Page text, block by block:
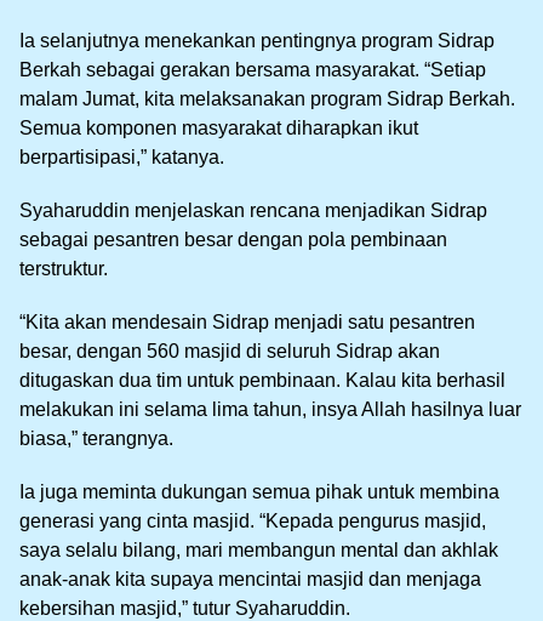
Ia selanjutnya menekankan pentingnya program Sidrap
Berkah sebagai gerakan bersama masyarakat. “Setiap
malam Jumat, kita melaksanakan program Sidrap Berkah.
Semua komponen masyarakat diharapkan ikut
berpartisipasi,” katanya.
Syaharuddin menjelaskan rencana menjadikan Sidrap
sebagai pesantren besar dengan pola pembinaan
terstruktur.
“Kita akan mendesain Sidrap menjadi satu pesantren
besar, dengan 560 masjid di seluruh Sidrap akan
ditugaskan dua tim untuk pembinaan. Kalau kita berhasil
melakukan ini selama lima tahun, insya Allah hasilnya luar
biasa,” terangnya.
Ia juga meminta dukungan semua pihak untuk membina
generasi yang cinta masjid. “Kepada pengurus masjid,
saya selalu bilang, mari membangun mental dan akhlak
anak-anak kita supaya mencintai masjid dan menjaga
kebersihan masjid,” tutur Syaharuddin.